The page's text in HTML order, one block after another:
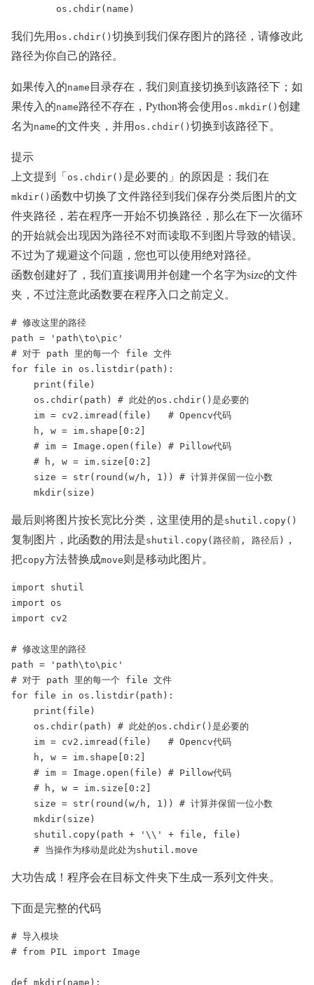
        os.chdir(name)
我们先用os.chdir() 切换到我们保存图片的路径，请修改此
路径为你自己的路径。
如果传入的name 目录存在，我们则直接切换到该路径下；如
果传入的name路径不存在，Python将会使用os.mkdir() 创建
名为name的文件夹，并用os.chdir() 切换到该路径下。
提示
上文提到「os.chdir() 是必要的」的原因是：我们在
mkdir() 函数中切换了文件路径到我们保存分类后图片的文
件夹路径，若在程序一开始不切换路径，那么在下一次循环
的开始就会出现因为路径不对而读取不到图片导致的错误。
不过为了规避这个问题，您也可以使用绝对路径。
函数创建好了，我们直接调用并创建一个名字为size的文件
夹，不过注意此函数要在程序入口之前定义。
# 修改这里的路径
path = 'path\to\pic'
# 对于 path 里的每一个 file 文件
for file in os.listdir(path):
    print(file)
    os.chdir(path) # 此处的os.chdir()是必要的
    im = cv2.imread(file)   # Opencv代码
    h, w = im.shape[0:2]
    # im = Image.open(file) # Pillow代码
    # h, w = im.size[0:2]
    size = str(round(w/h, 1)) # 计算并保留一位小数
    mkdir(size)
最后则将图片按长宽比分类，这里使用的是shutil.copy()
复制图片，此函数的用法是shutil.copy(路径前, 路径后)
，
把copy方法替换成move 则是移动此图片。
import shutil
import os
import cv2
# 修改这里的路径
path = 'path\to\pic'
# 对于 path 里的每一个 file 文件
for file in os.listdir(path):
    print(file)
    os.chdir(path) # 此处的os.chdir()是必要的
    im = cv2.imread(file)   # Opencv代码
    h, w = im.shape[0:2]
    # im = Image.open(file) # Pillow代码
    # h, w = im.size[0:2]
    size = str(round(w/h, 1)) # 计算并保留一位小数
    mkdir(size)
    shutil.copy(path + '\\' + file, file)
    # 当操作为移动是此处为shutil.move
大功告成！程序会在目标文件夹下生成一系列文件夹。
下面是完整的代码
# 导入模块
# from PIL import Image
def mkdir(name):